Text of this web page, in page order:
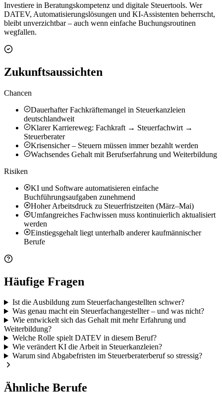
Investiere in Beratungskompetenz und digitale Steuertools. Wer
DATEV, Automatisierungslösungen und KI-Assistenten beherrscht,
bleibt unverzichtbar – auch wenn einfache Buchungsroutinen
wegfallen.
Zukunftsaussichten
Chancen
Dauerhafter Fachkräftemangel in Steuerkanzleien
deutschlandweit
Klarer Karriereweg: Fachkraft → Steuerfachwirt →
Steuerberater
Krisensicher – Steuern müssen immer bezahlt werden
Wachsendes Gehalt mit Berufserfahrung und Weiterbildung
Risiken
KI und Software automatisieren einfache
Buchführungsaufgaben zunehmend
Hoher Arbeitsdruck zu Steuerfristzeiten (März–Mai)
Umfangreiches Fachwissen muss kontinuierlich aktualisiert
werden
Einstiegsgehalt liegt unterhalb anderer kaufmännischer
Berufe
Häufige Fragen
Ist die Ausbildung zum Steuerfachangestellten schwer?
Was genau macht ein Steuerfachangestellter – und was nicht?
Wie entwickelt sich das Gehalt mit mehr Erfahrung und
Weiterbildung?
Welche Rolle spielt DATEV in diesem Beruf?
Wie verändert KI die Arbeit in Steuerkanzleien?
Warum sind Abgabefristen im Steuerberaterberuf so stressig?
Ähnliche Berufe